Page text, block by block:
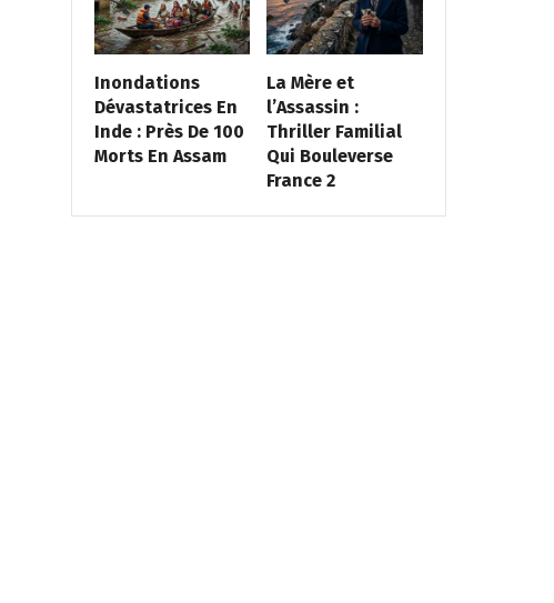
Inondations
Dévastatrices En
Inde : Près De 100
Morts En Assam
La Mère et
l’Assassin :
Thriller Familial
Qui Bouleverse
France 2